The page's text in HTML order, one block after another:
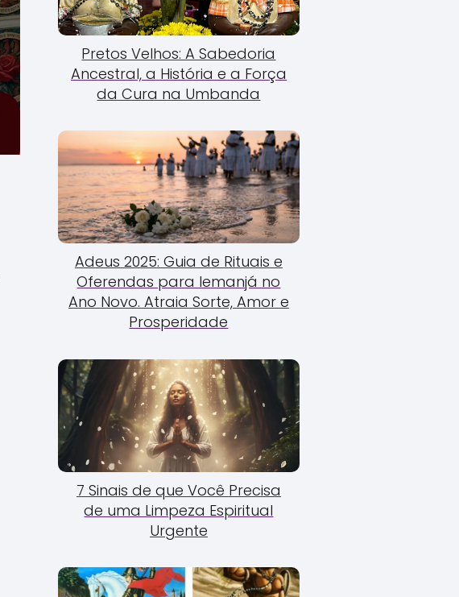
Pretos Velhos: A Sabedoria
Ancestral, a História e a Força
da Cura na Umbanda
Adeus 2025: Guia de Rituais e
Oferendas para Iemanjá no
Ano Novo. Atraia Sorte, Amor e
Prosperidade
7 Sinais de que Você Precisa
de uma Limpeza Espiritual
Urgente